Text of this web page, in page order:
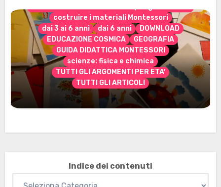
costruire i materiali Montessori
dai 3 ai 6 anni
dai 6 anni
DOWNLOAD
EDUCAZIONE COSMICA
GEOGRAFIA
GUIDA DIDATTICA MONTESSORI
scienze: fisica e chimica
TUTTI GLI ARGOMENTI PER ETA'
TUTTI GLI ARTICOLI
Marzo 2026: nuovi materiali stampabili
per gli abbonati
Indice dei contenuti